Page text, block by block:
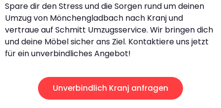
Spare dir den Stress und die Sorgen rund um deinen
Umzug von Mönchengladbach nach Kranj und
vertraue auf Schmitt Umzugsservice. Wir bringen dich
und deine Möbel sicher ans Ziel. Kontaktiere uns jetzt
für ein unverbindliches Angebot!
Unverbindlich Kranj anfragen